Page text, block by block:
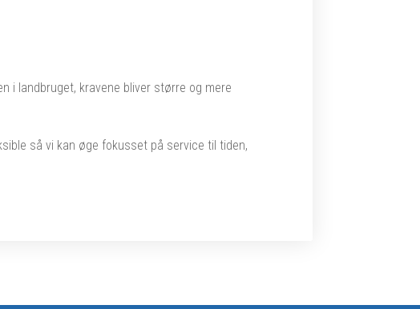
i landbruget, kravene bliver større og mere
så vi kan øge fokusset på service til tiden,